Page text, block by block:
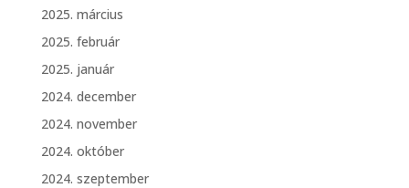
2025. március
2025. február
2025. január
2024. december
2024. november
2024. október
2024. szeptember